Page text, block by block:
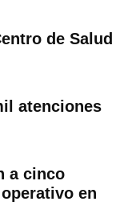
de Salud
atenciones
a cinco
en